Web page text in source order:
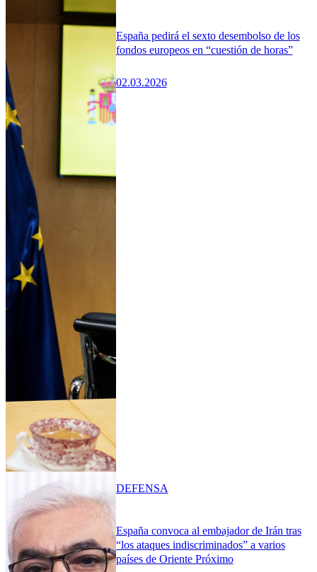
España pedirá el sexto desembolso de los
fondos europeos en “cuestión de horas”
02.03.2026
España convoca al embajador de Irán tras
“los ataques indiscriminados” a varios
países de Oriente Próximo
DEFENSA